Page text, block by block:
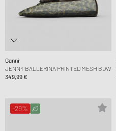
Ganni
JENNY BALLERINA PRINTED MESH BOW
349,99 €
-29%